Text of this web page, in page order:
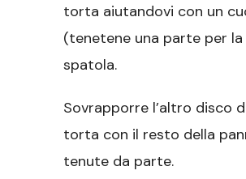
torta aiutandovi con un
(tenetene una parte per
spatola.
Sovrapporre l’altro disco
torta con il resto della
tenute da parte.